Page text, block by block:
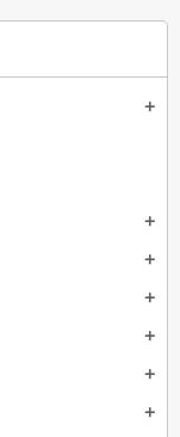
add
add
add
add
add
add
add